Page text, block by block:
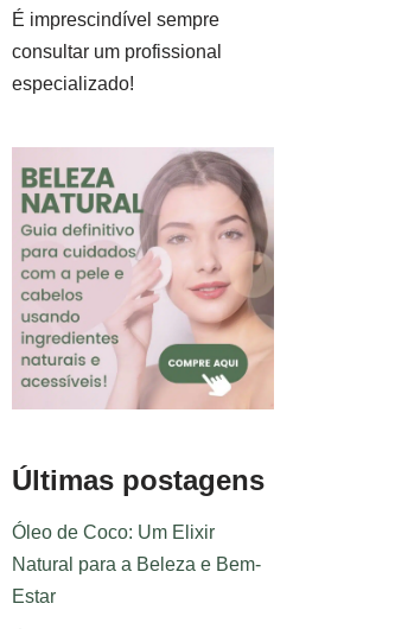
É imprescindível sempre
consultar um profissional
especializado!
Últimas postagens
Óleo de Coco: Um Elixir
Natural para a Beleza e Bem-
Estar